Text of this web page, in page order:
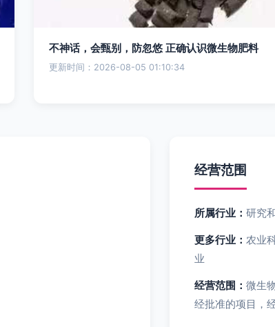
不神话，会甄别，防忽悠 正确认识微生物肥料
更新时间：2026-08-05 01:10:34
经营范围
所属行业： 研究
更多行业： 农业
业
经营范围： 微生
经批准的项目，